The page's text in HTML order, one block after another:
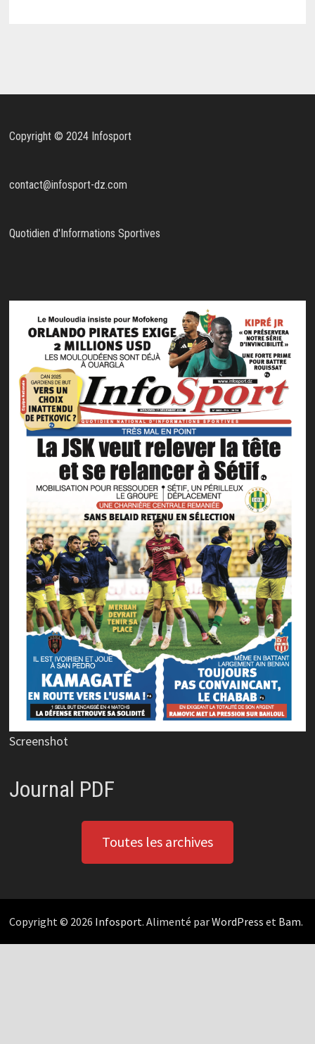
Copyright © 2024 Infosport
contact@infosport-dz.com
Quotidien d'Informations Sportives
Screenshot
Journal PDF
Toutes les archives
Copyright © 2026 Infosport. Alimenté parWordPress et Bam.